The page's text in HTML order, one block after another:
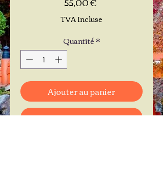
TVA Incluse
Quantité*
Ajouter au panier
Commander et payer